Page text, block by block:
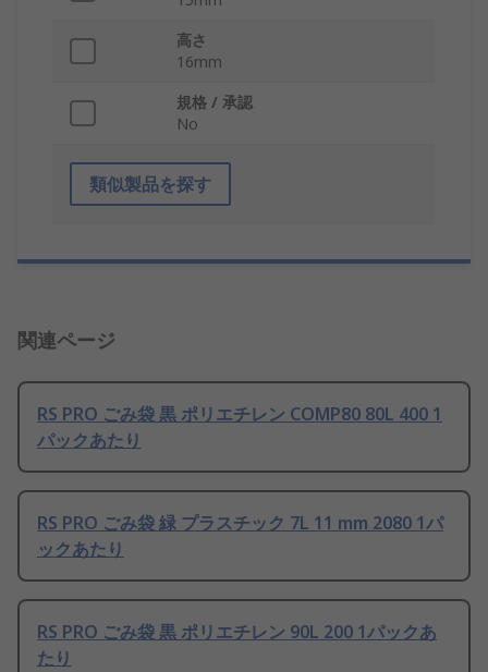
高さ
16mm
規格 / 承認
No
類似製品を探す
関連ページ
RS PRO ごみ袋 黒 ポリエチレン COMP80 80L 400 1
パックあたり
RS PRO ごみ袋 緑 プラスチック 7L 11 mm 2080 1パ
ックあたり
RS PRO ごみ袋 黒 ポリエチレン 90L 200 1パックあ
たり